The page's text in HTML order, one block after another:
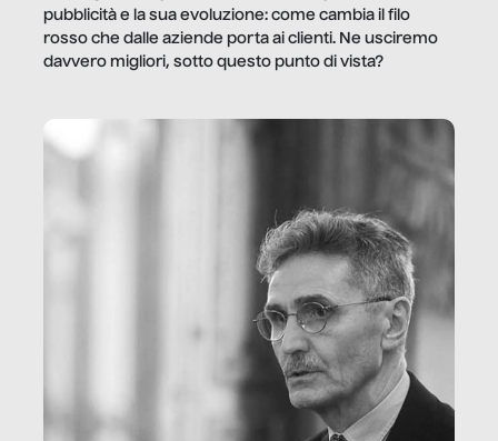
pubblicità e la sua evoluzione: come cambia il filo
rosso che dalle aziende porta ai clienti. Ne usciremo
davvero migliori, sotto questo punto di vista?